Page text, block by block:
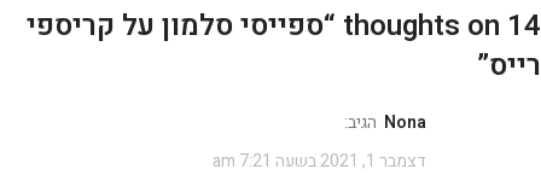
14 thoughts on “
ספייסי סלמון על קריספי
רייס”
nona
הגיב:
דצמבר 1, 2021 בשעה 7:21 am